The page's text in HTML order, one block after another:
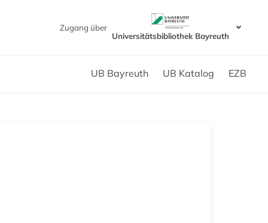
Zugang über
Universitätsbibliothek Bayreuth
UB Bayreuth UB Katalog EZB